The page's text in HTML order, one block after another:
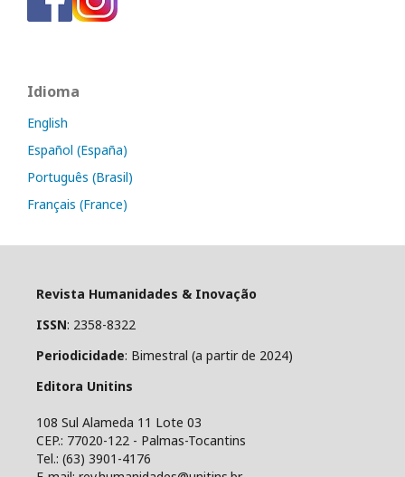
Idioma
English
Español (España)
Português (Brasil)
Français (France)
Revista Humanidades & Inovação
ISSN: 2358-8322
Periodicidade: Bimestral (a partir de 2024)
Editora Unitins
108 Sul Alameda 11 Lote 03
CEP.: 77020-122 - Palmas-Tocantins
Tel.: (63) 3901-4176